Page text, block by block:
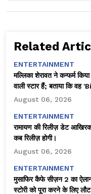
Related
ENTERTAINMENT
मल्लिका शेरावत ने कन्फर्म
वाली स्टार हैं; बताया कि वह
August 06, 2026
ENTERTAINMENT
रामायण की रिलीज़ डेट
कब रिलीज़ होगी।
August 06, 2026
ENTERTAINMENT
मुसाफिर कैफे सीज़न 2 का
स्टोरी को पूरा करने के लिए